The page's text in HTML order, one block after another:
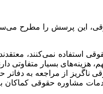
این پرسش را مطرح
استفاده نمی‌کنند،
بسیار متفاوتی
ناگریز از مراجعه به
مشاوره حقوقی کماکان